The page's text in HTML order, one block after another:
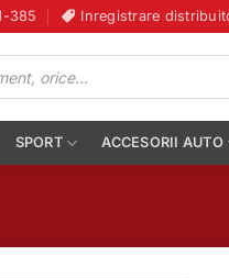
385 Inregistrare
SPORT ACCESORII AUTO